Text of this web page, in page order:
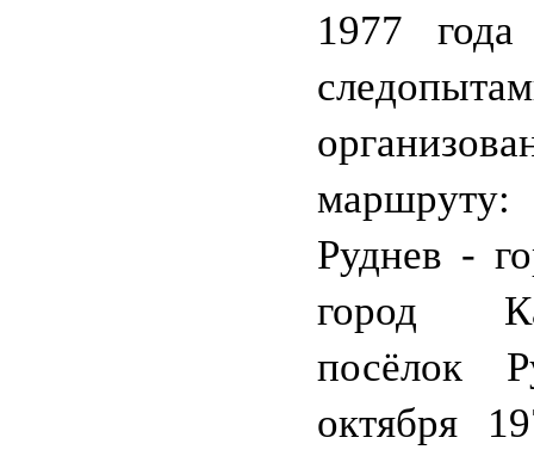
1977
Руднев -
город
посёлок
октября